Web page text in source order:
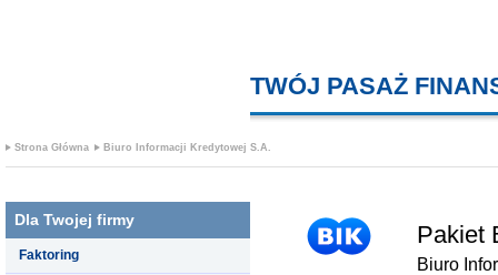
TWÓJ PASAŻ
Strona Główna Biuro Informacji Kredytowej S.A.
Dla Twojej firmy
Faktoring
Pakiet
Biuro